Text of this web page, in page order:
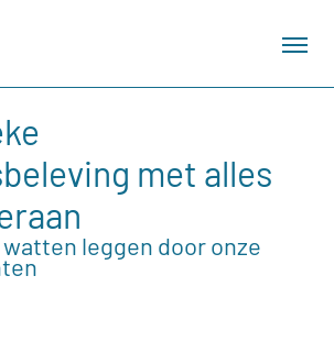
met alles
watten leggen door onze